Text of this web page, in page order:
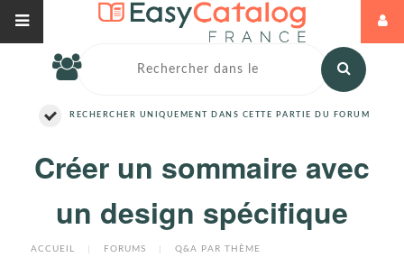
RECHERCHER UNIQUEMENT DANS CETTE PARTIE DU FORUM
Créer un sommaire avec
un design spécifique
ACCUEIL FORUMS Q&A PAR THÈME